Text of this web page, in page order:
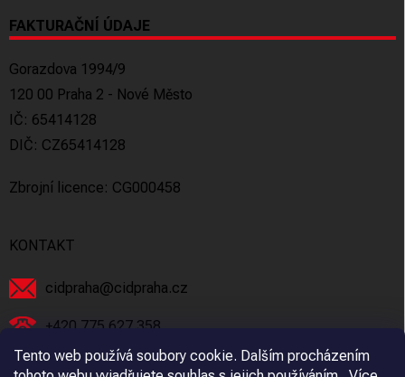
Tento web používá soubory cookie. Dalším procházením
FAKTURAČNÍ ÚDAJE
Gorazdova 1994/9
120 00 Praha 2 - Nové Město
IČ: 65414128
DIČ: CZ65414128
Zbrojní licence: CG000458
KONTAKT
cidpraha@cidpraha.cz
+420 775 627 358
Facebook